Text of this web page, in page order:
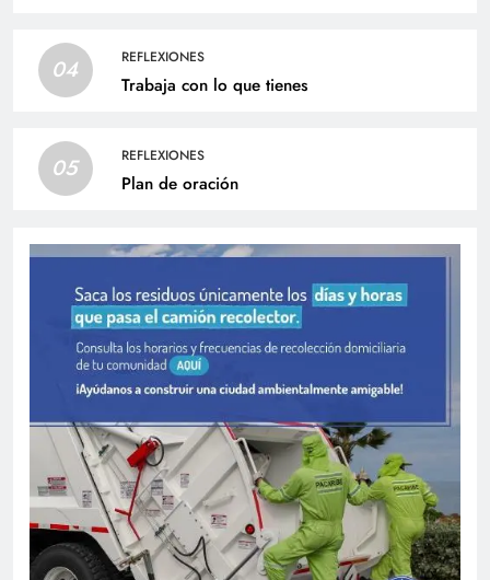
04 REFLEXIONES
Trabaja con lo que tienes
05 REFLEXIONES
Plan de oración